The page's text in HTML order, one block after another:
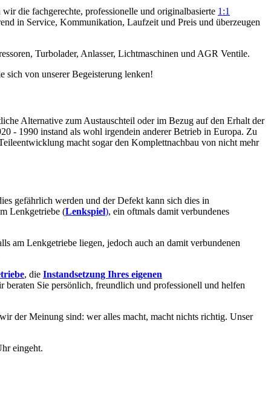
die fachgerechte, professionelle und originalbasierte 1:1
in Service, Kommunikation, Laufzeit und Preis und überzeugen
Turbolader, Anlasser, Lichtmaschinen und AGR Ventile.
sich von unserer Begeisterung lenken!
Alternative zum Austauschteil oder im Bezug auf den Erhalt der
- 1990 instand als wohl irgendein anderer Betrieb in Europa. Zu
macht sogar den Komplettnachbau von nicht mehr
gefährlich werden und der Defekt kann sich dies in
Lenkgetriebe (Lenkspiel), ein oftmals damit verbundenes
am Lenkgetriebe liegen, jedoch auch an damit verbundenen
, die Instandsetzung Ihres eigenen
beraten Sie persönlich, freundlich und professionell und helfen
der Meinung sind: wer alles macht, macht nichts richtig. Unser
eingeht.